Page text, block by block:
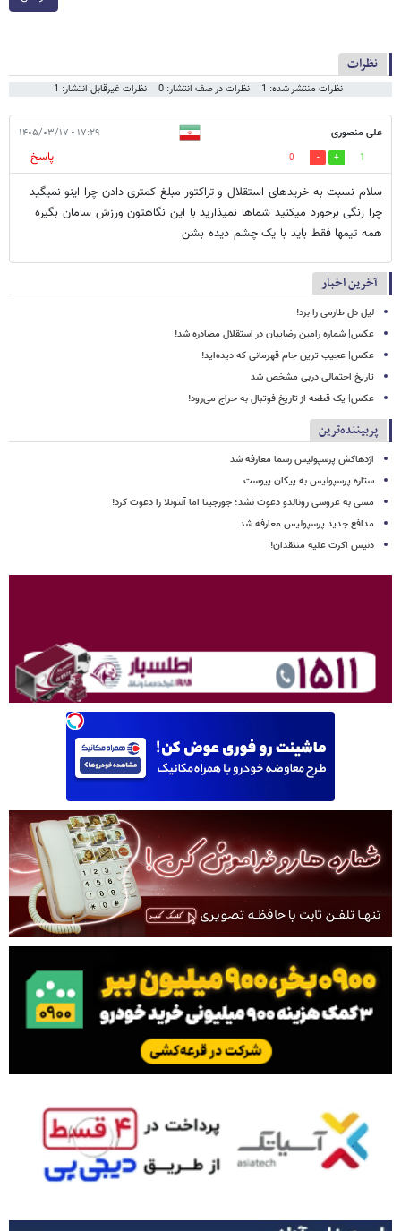
نظرات
نظرات منتشر شده: 1 نظرات در صف انتشار: 0 نظرات غیرقابل انتشار: 1
علی منصوری ۱۷:۲۹ - ۱۴۰۵/۰۳/۱۷
1
0
پاسخ
سلام نسبت به خریدهای استقلال و تراکتور مبلغ کمتری دادن چرا اینو نمیگید
چرا رنگی برخورد میکنید شماها نمیذارید با این نگاهتون ورزش سامان بگیره
همه تیمها فقط باید با یک چشم دیده بشن
آخرین اخبار
لیل دل طارمی را برد!
عکس| شماره رامین رضاییان در استقلال مصادره شد!
عکس| عجیب ترین جام قهرمانی که دیده‌اید!
تاریخ احتمالی دربی مشخص شد
عکس| یک قطعه از تاریخ فوتبال به حراج می‌رود!
پربیننده‌ترین
اژدهاکش پرسپولیس رسما معارفه شد
ستاره پرسپولیس به پیکان پیوست
مسی به عروسی رونالدو دعوت نشد؛ جورجینا اما آنتونلا را دعوت کرد!
مدافع جدید پرسپولیس معارفه شد
دنیس اکرت علیه منتقدان!